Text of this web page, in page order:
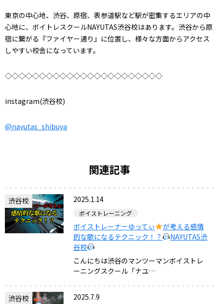
東京の中心地、渋谷、原宿、表参道駅など駅が密集するエリアの中
心地に、ボイトレスクールNAYUTAS渋谷校はあります。渋谷から原
宿に繋がる『ファイヤー通り』に位置し、様々な方面からアクセス
しやすい校舎になっています。
◇◇◇◇◇◇◇◇◇◇◇◇◇◇◇◇◇◇◇◇◇◇◇
instagram(渋谷校)
@nayutas_shibuya
関連記事
渋谷校 2025.1.14
ボイストレーニング
ボイストレーナーゆってぃ
が考える感情
的な歌になるテクニック！？
NAYUTAS渋
谷校
こんにちは渋谷のマンツーマンボイストレ
ーニングスクール「ナユ…
渋谷校 2025.7.9